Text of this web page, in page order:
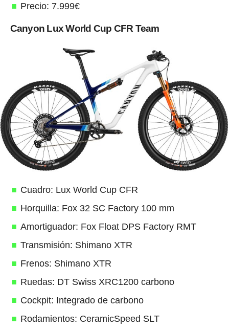
Precio: 7.999€
Canyon Lux World Cup CFR Team
Cuadro: Lux World Cup CFR
Horquilla: Fox 32 SC Factory 100 mm
Amortiguador: Fox Float DPS Factory RMT
Transmisión: Shimano XTR
Frenos: Shimano XTR
Ruedas: DT Swiss XRC1200 carbono
Cockpit: Integrado de carbono
Rodamientos: CeramicSpeed SLT